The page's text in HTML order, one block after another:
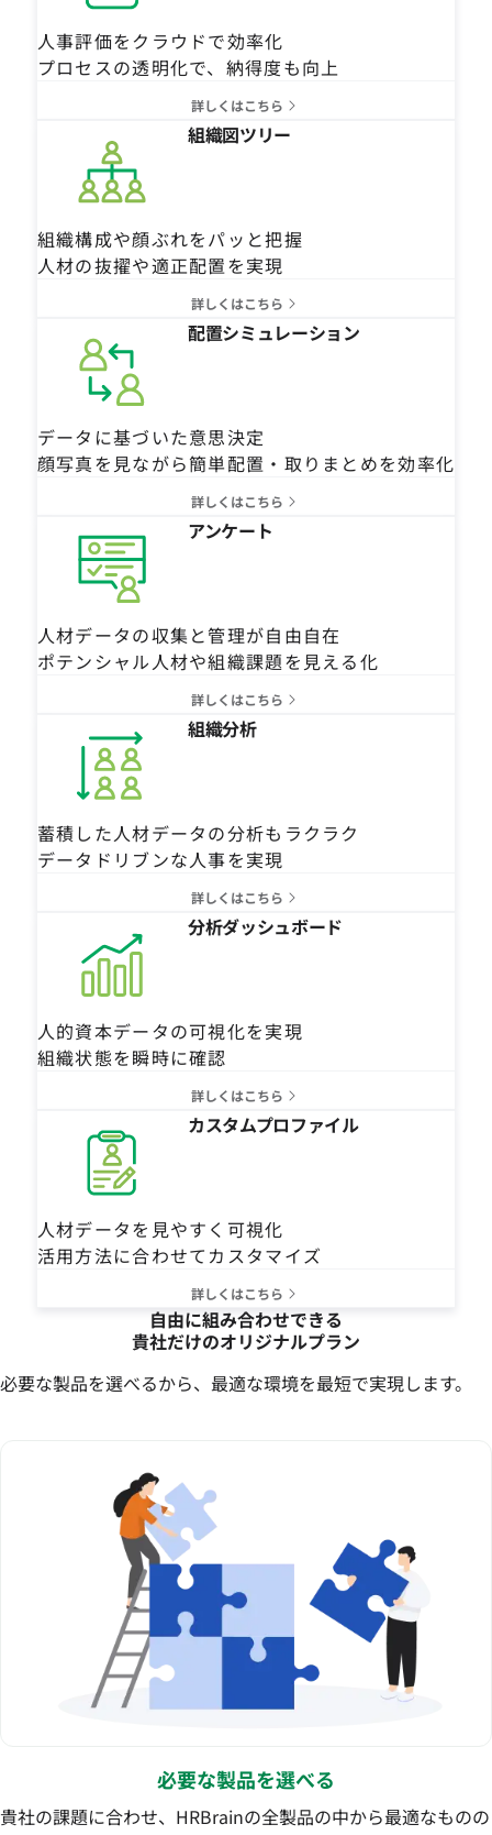
人事評価をクラウドで効率化
プロセスの透明化で、納得度も向上
詳しくはこちら
組織図ツリー
組織構成や顔ぶれをパッと把握
人材の抜擢や適正配置を実現
詳しくはこちら
配置シミュレーション
データに基づいた意思決定
顔写真を見ながら簡単配置・取りまとめを効率化
詳しくはこちら
アンケート
人材データの収集と管理が自由自在
ポテンシャル人材や組織課題を見える化
詳しくはこちら
組織分析
蓄積した人材データの分析もラクラク
データドリブンな人事を実現
詳しくはこちら
分析ダッシュボード
人的資本データの可視化を実現
組織状態を瞬時に確認
詳しくはこちら
カスタムプロファイル
人材データを見やすく可視化
活用方法に合わせてカスタマイズ
詳しくはこちら
自由に組み合わせできる
貴社だけのオリジナルプラン
必要な製品を選べるから、最適な環境を最短で実現します。
必要な製品を選べる
貴社の課題に合わせ、HRBrainの全製品の中から最適なものの